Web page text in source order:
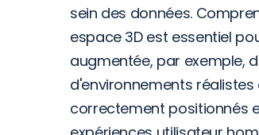
sein des données.
espace 3D est essentiel
augmentée, par exemple,
d'environnements
correctement positionnés